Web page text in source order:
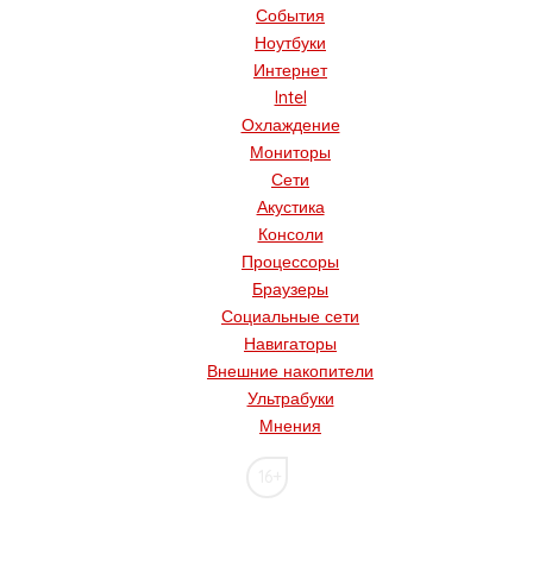
События
Ноутбуки
Интернет
Intel
Охлаждение
Мониторы
Сети
Акустика
Консоли
Процессоры
Браузеры
Социальные сети
Навигаторы
Внешние накопители
Ультрабуки
Мнения